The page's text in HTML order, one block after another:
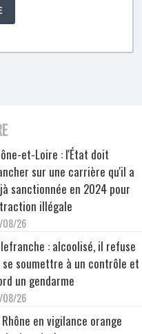
et-Loire : l'État doit
sur une carrière qu'il a
sanctionnée en 2024 pour
illégale
08/26
: alcoolisé, il refuse
se soumettre à un contrôle et
un gendarme
08/26
Rhône en vigilance orange